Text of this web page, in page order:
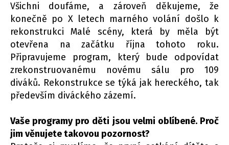
Všichni doufáme, a zároveň děkujeme, že
konečně po X letech marného volání došlo k
rekonstrukci Malé scény, která by měla být
otevřena na začátku října tohoto roku.
Připravujeme program, který bude odpovídat
zrekonstruovanému novému sálu pro 109
diváků. Rekonstrukce se týká jak hereckého, tak
především diváckého zázemí.
Vaše programy pro děti jsou velmi oblíbené. Proč
jim věnujete takovou pozornost?